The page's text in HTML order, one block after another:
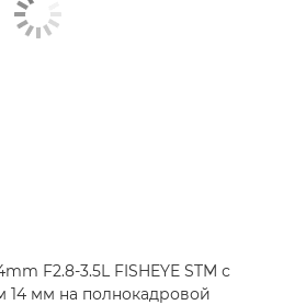
F2.8-3.5L FISHEYE STM с
14 мм на полнокадровой